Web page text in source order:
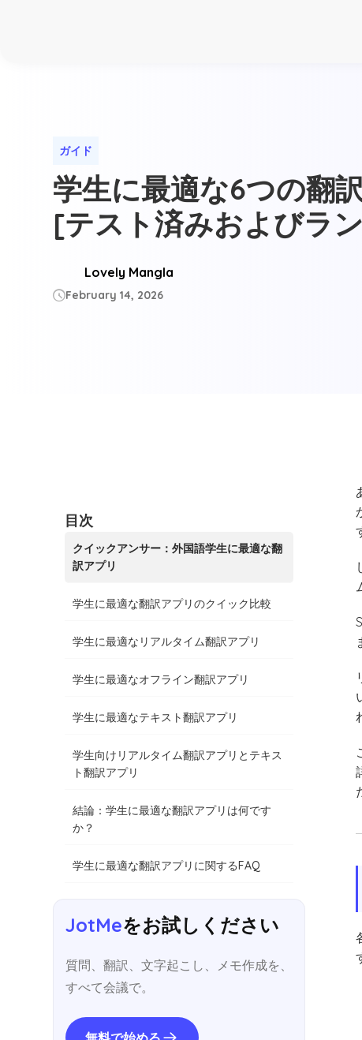
ガイド
学生に最適な6つの翻
[テスト済みおよびラ
Lovely Mangla
February 14, 2026
目次
クイックアンサー：外国語学生に最適な翻
訳アプリ
学生に最適な翻訳アプリのクイック比較
学生に最適なリアルタイム翻訳アプリ
学生に最適なオフライン翻訳アプリ
学生に最適なテキスト翻訳アプリ
学生向けリアルタイム翻訳アプリとテキス
ト翻訳アプリ
結論：学生に最適な翻訳アプリは何です
か？
学生に最適な翻訳アプリに関するFAQ
JotMeをお試しください
質問、翻訳、文字起こし、メモ作成を、
すべて会議で。